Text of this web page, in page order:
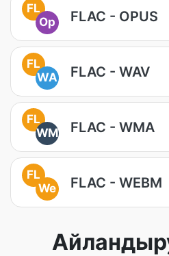
FL
Op
FLAC - OPUS
FL
WA
FLAC - WAV
FL
WM
FLAC - WMA
FL
We
FLAC - WEBM